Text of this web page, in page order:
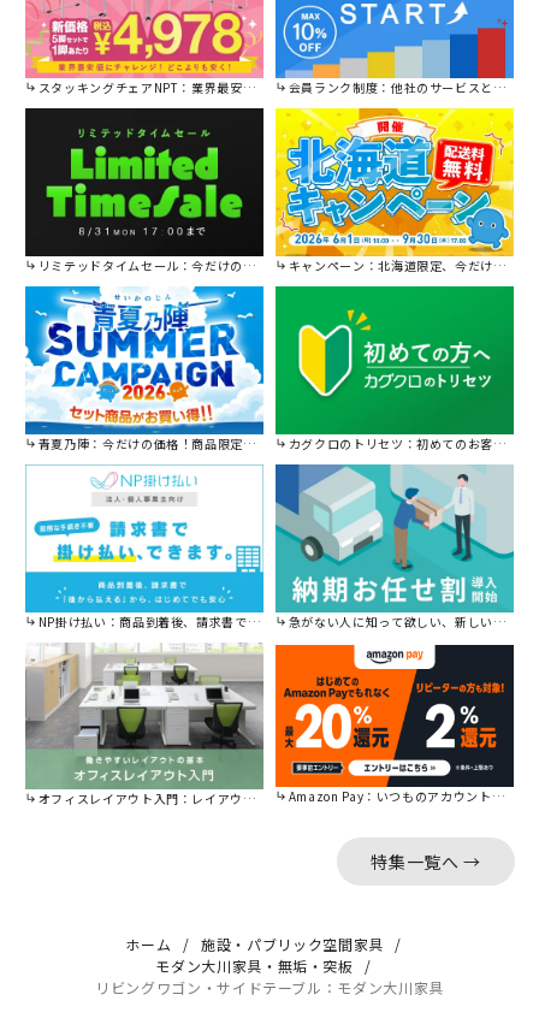
スタッキングチェアNPT：業界最安値に挑戦！ 会員ランク制度：他社のサービスと比較してください。
リミテッドタイムセール：今だけの限定セール。 キャンペーン：北海道限定、今だけ送料無料！
青夏乃陣：今だけの価格！商品限定セール開催中です。 カグクロのトリセツ：初めてのお客様はこちら。
NP掛け払い：商品到着後、請求書で後から払えます。 急がない人に知って欲しい、新しい割引を始めました。
オフィスレイアウト入門：レイアウトの基本をご紹介。 Amazon Pay：いつものアカウントで簡単に決済可能。
特集一覧へ →
ホーム
施設・パブリック空間家具
モダン大川家具・無垢・突板
リビングワゴン・サイドテーブル：モダン大川家具